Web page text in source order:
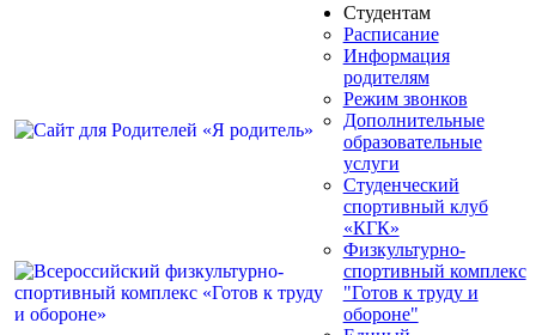
Студентам
Расписание
Информация
родителям
Режим звонков
Дополнительные
образовательные
услуги
Студенческий
спортивный клуб
«КГК»
Физкультурно-
спортивный комплекс
"Готов к труду и
обороне"